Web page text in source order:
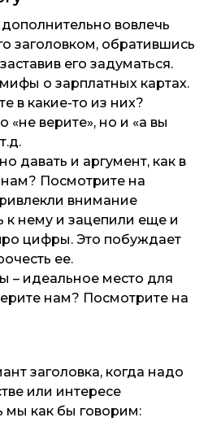
вовлечь
заголовком, обратившись
его задуматься.
о зарплатных картах.
в какие-то из них?
«не верите», но и «а вы
давать и аргумент, как в
Посмотрите на
внимание
к нему и зацепили еще и
цифры. Это побуждает
ее.
– идеальное место для
нам? Посмотрите на
заголовка, когда надо
или интересе
мы как бы говорим: